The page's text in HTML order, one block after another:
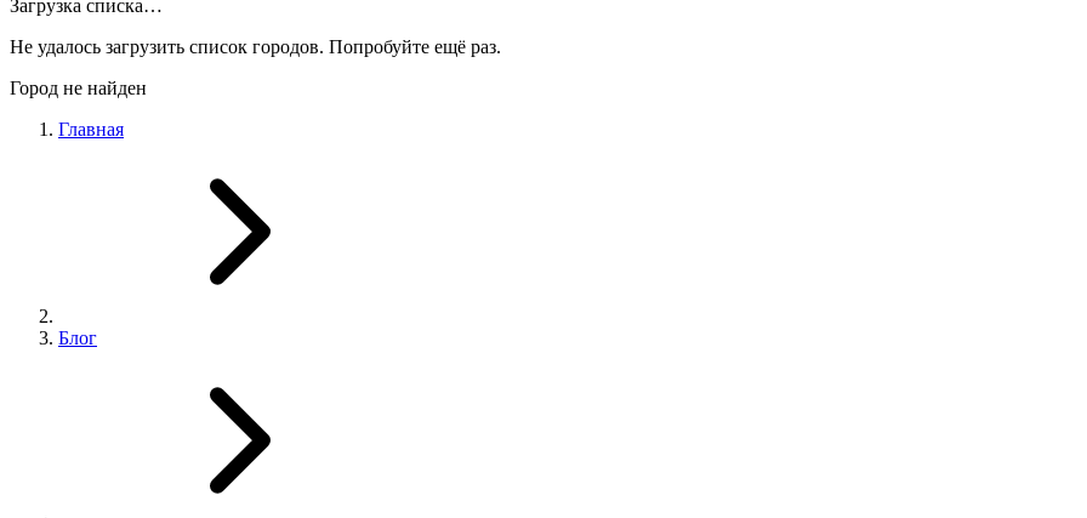
Загрузка списка…
Не удалось загрузить список городов. Попробуйте ещё раз.
Город не найден
Главная
Блог